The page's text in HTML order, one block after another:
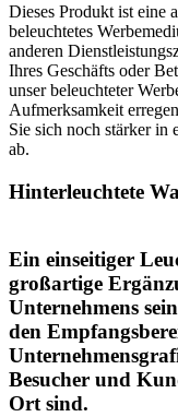
Dieses Produkt ist eine
beleuchtetes
anderen
Ihres Geschäfts oder
unser beleuchteter
Aufmerksamkeit
Sie sich noch stärker in
ab.
Hinterleuchtete
Ein einseitiger
großartige
Unternehmens
den
Besucher und
Ort sind.